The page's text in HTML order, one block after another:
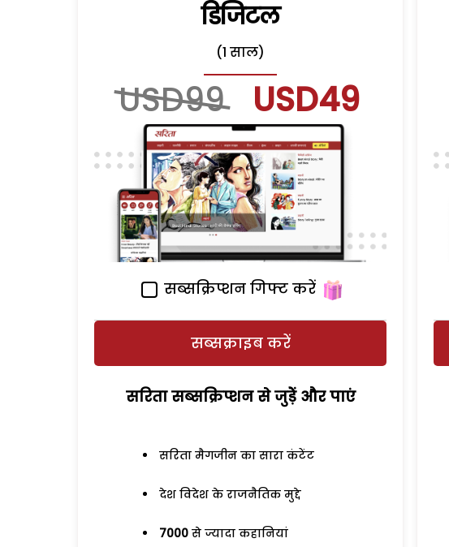
डिजिटल
(1 साल)
USD99 USD49
सब्सक्रिप्शन गिफ्ट करें
सब्सक्राइब करें
सरिता सब्सक्रिप्शन से जुड़ेें और पाएं
सरिता मैगजीन का सारा कंटेंट
देश विदेश के राजनैतिक मुद्दे
7000 से ज्यादा कहानियां